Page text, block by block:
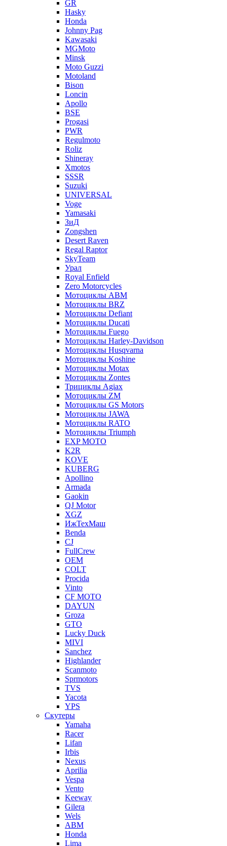
GR
Hasky
Honda
Johnny Pag
Kawasaki
MGMoto
Minsk
Moto Guzzi
Motoland
Bison
Loncin
Apollo
BSE
Progasi
PWR
Regulmoto
Roliz
Shineray
Xmotos
SSSR
Suzuki
UNIVERSAL
Voge
Yamasaki
ЗиД
Zongshen
Desert Raven
Regal Raptor
SkyTeam
Урал
Royal Enfield
Zero Motorcycles
Мотоциклы ABM
Мотоциклы BRZ
Мотоциклы Defiant
Мотоциклы Ducati
Мотоциклы Fuego
Мотоциклы Harley-Davidson
Мотоциклы Husqvarna
Мотоциклы Koshine
Мотоциклы Motax
Мотоциклы Zontes
Трициклы Agiax
Мотоциклы ZM
Мотоциклы GS Motors
Мотоциклы JAWA
Мотоциклы RATO
Мотоциклы Triumph
EXP MOTO
K2R
KOVE
KUBERG
Apollino
Armada
Gaokin
QJ Motor
XGZ
ИжТехМаш
Benda
CJ
FullCrew
OEM
COLT
Procida
Vinto
CF MOTO
DAYUN
Groza
GTO
Lucky Duck
MIVI
Sanchez
Highlander
Scanmoto
Sprmotors
TVS
Yacota
YPS
Скутеры
Yamaha
Racer
Lifan
Irbis
Nexus
Aprilia
Vespa
Vento
Keeway
Gilera
Wels
ABM
Honda
Lima